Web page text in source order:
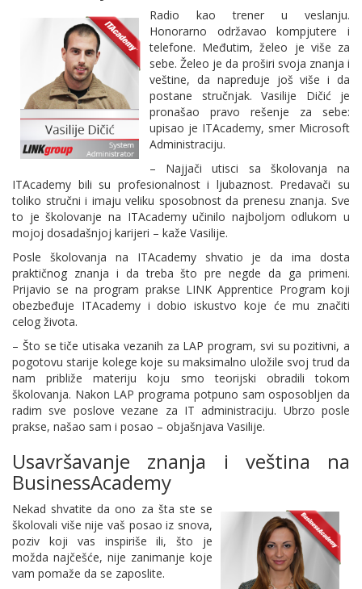
Radio kao trener u veslanju.
Honorarno održavao kompjutere i
telefone. Međutim, želeo je više za
sebe. Želeo je da proširi svoja znanja i
veštine, da napreduje još više i da
postane stručnjak. Vasilije Dičić je
pronašao pravo rešenje za sebe:
upisao je ITAcademy, smer Microsoft
Administraciju.
– Najjači utisci sa školovanja na
ITAcademy bili su profesionalnost i ljubaznost. Predavači su
toliko stručni i imaju veliku sposobnost da prenesu znanja. Sve
to je školovanje na ITAcademy učinilo najboljom odlukom u
mojoj dosadašnjoj karijeri – kaže Vasilije.
Posle školovanja na ITAcademy shvatio je da ima dosta
praktičnog znanja i da treba što pre negde da ga primeni.
Prijavio se na program prakse LINK Apprentice Program koji
obezbeđuje ITAcademy i dobio iskustvo koje će mu značiti
celog života.
– Što se tiče utisaka vezanih za LAP program, svi su pozitivni, a
pogotovu starije kolege koje su maksimalno uložile svoj trud da
nam približe materiju koju smo teorijski obradili tokom
školovanja. Nakon LAP programa potpuno sam osposobljen da
radim sve poslove vezane za IT administraciju. Ubrzo posle
prakse, našao sam i posao – objašnjava Vasilije.
Usavršavanje znanja i veština na
BusinessAcademy
Nekad shvatite da ono za šta ste se
školovali više nije vaš posao iz snova,
poziv koji vas inspiriše ili, što je
možda najčešće, nije zanimanje koje
vam pomaže da se zaposlite.